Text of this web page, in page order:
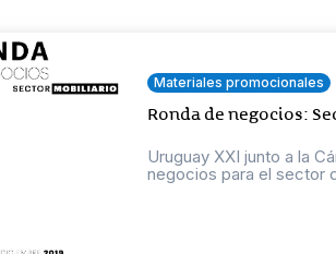
Materiales promocionales
Ronda de negocios:
Uruguay XXI junto a la
negocios para el sector